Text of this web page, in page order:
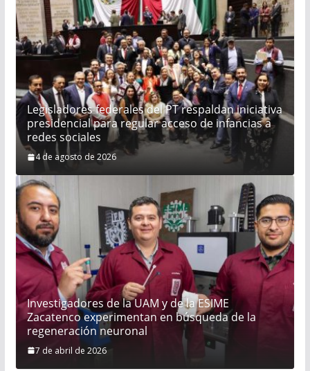
Legisladores federales del PT respaldan iniciativa
presidencial para regular acceso de infancias a
redes sociales
4 de agosto de 2026
Investigadores de la UAM y de la ESIME
Zacatenco experimentan en búsqueda de la
regeneración neuronal
7 de abril de 2026